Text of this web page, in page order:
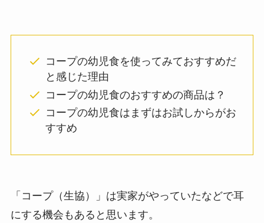
コープの幼児食を使ってみておすすめだ
と感じた理由
コープの幼児食のおすすめの商品は？
コープの幼児食はまずはお試しからがお
すすめ
「コープ（生協）」は実家がやっていたなどで耳
にする機会もあると思います。